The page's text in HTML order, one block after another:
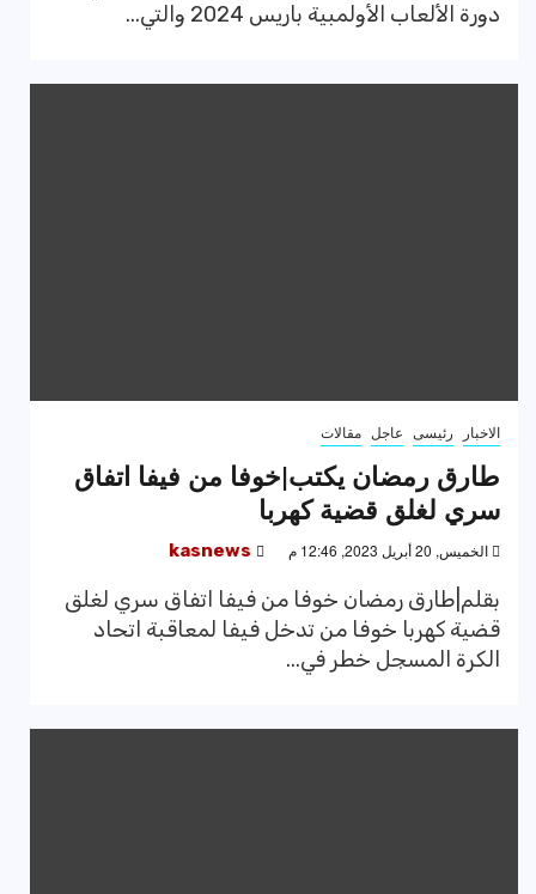
دورة الألعاب الأولمبية باريس 2024 والتي...
الاخبار رئيسى عاجل مقالات
طارق رمضان يكتب|خوفا من فيفا اتفاق
سري لغلق قضية كهربا
الخميس, 20 أبريل 2023, 12:46 م kasnews
بقلم|طارق رمضان خوفا من فيفا اتفاق سري لغلق
قضية كهربا خوفا من تدخل فيفا لمعاقبة اتحاد
الكرة المسجل خطر في...